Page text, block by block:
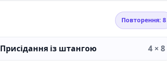
Повторення: 8
Присідання із штангою 4 × 8